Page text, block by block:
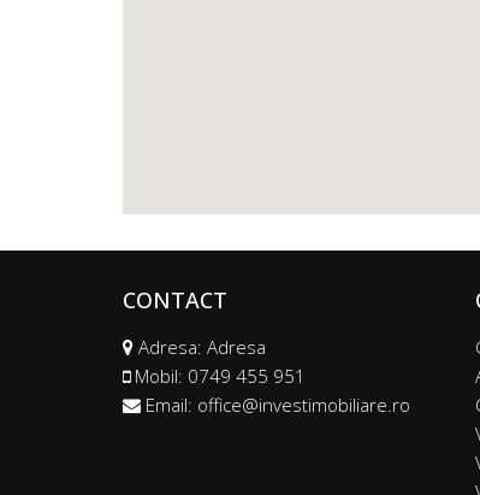
CONTACT
Adresa: Adresa
Mobil: 0749 455 951
Email: office@investimobiliare.ro